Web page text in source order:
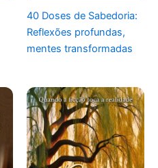
40 Doses de Sabedoria:
Reflexões profundas,
mentes transformadas